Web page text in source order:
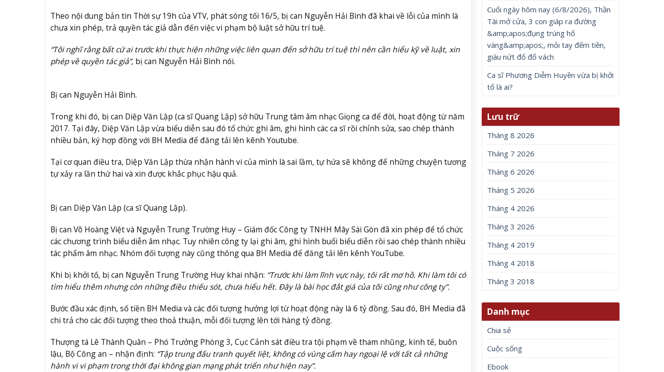
Theo nội dung bản tin Thời sự 19h của VTV, phát sóng tối 16/5, bị can Nguyễn Hải Bình đã khai về lỗi của mình là
chưa xin phép, trả quyền tác giả dẫn đến việc vi phạm bộ luật sở hữu trí tuệ.
“Tôi nghĩ rằng bất cứ ai trước khi thực hiện những việc liên quan đến sở hữu trí tuệ thì nên cần hiểu kỹ về luật, xin
phép về quyền tác giả”,bị can Nguyễn Hải Bình nói.
Bị can Nguyễn Hải Bình.
Trong khi đó, bị can Diệp Văn Lập (ca sĩ Quang Lập) sở hữu Trung tâm âm nhạc Giọng ca để đời, hoạt động từ năm
2017. Tại đây, Diệp Văn Lập vừa biểu diễn sau đó tổ chức ghi âm, ghi hình các ca sĩ rồi chỉnh sửa, sao chép thành
nhiều bản, ký hợp đồng với BH Media để đăng tải lên kênh Youtube.
Tại cơ quan điều tra, Diệp Văn Lập thừa nhận hành vi của mình là sai lầm, tự hứa sẽ không để những chuyện tương
tự xảy ra lần thứ hai và xin được khắc phục hậu quả.
Bị can Diệp Văn Lập (ca sĩ Quang Lập).
Bị can Võ Hoàng Việt và Nguyễn Trung Trường Huy – Giám đốc Công ty TNHH Mây Sài Gòn đã xin phép để tổ chức
các chương trình biểu diễn âm nhạc. Tuy nhiên công ty lại ghi âm, ghi hình buổi biểu diễn rồi sao chép thành nhiều
tác phẩm âm nhạc. Nhóm đối tượng này cũng thông qua BH Media để đăng tải lên kênh YouTube.
Khi bị khởi tố, bị can Nguyễn Trung Trường Huy khai nhận: “Trước khi làm lĩnh vực này, tôi rất mơ hồ. Khi làm tôi có
tìm hiểu thêm nhưng còn những điều thiếu sót, chưa hiểu hết. Đây là bài học đắt giá của tôi cũng như công ty”.
Bước đầu xác định, số tiền BH Media và các đối tượng hưởng lợi từ hoạt động này là 6 tỷ đồng. Sau đó, BH Media đã
chi trả cho các đối tượng theo thoả thuận, mỗi đối tượng lên tới hàng tỷ đồng.
Thượng tá Lê Thành Quân – Phó Trưởng Phòng 3, Cục Cảnh sát điều tra tội phạm về tham nhũng, kinh tế, buôn
lậu, Bộ Công an – nhận định: “Tập trung đấu tranh quyết liệt, không có vùng cấm hay ngoại lệ với tất cả những
hành vi vi phạm trong thời đại không gian mạng phát triển như hiện nay”.
Cuối ngày hôm nay (6/8/2026), Thần
Tài mở cửa, 3 con giáp ra đường
&amp;apos;đụng trúng hố
vàng&amp;apos;, mỏi tay đếm tiền,
giàu nứt đố đổ vách
Ca sĩ Phương Diễm Huyền vừa bị khởi
tố là ai?
Lưu trữ
Tháng 8 2026
Tháng 7 2026
Tháng 6 2026
Tháng 5 2026
Tháng 4 2026
Tháng 3 2026
Tháng 4 2019
Tháng 4 2018
Tháng 3 2018
Danh mục
Chia sẻ
Cuộc sống
Ebook